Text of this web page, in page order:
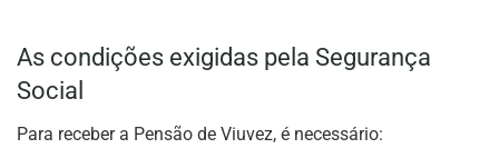
As condições exigidas pela Segurança
Social
Para receber a Pensão de Viuvez, é necessário: